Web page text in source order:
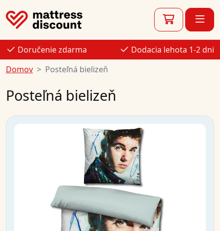
Doručenie zdarma
Dodacia lehota 1-2 dni
Domov
Posteľná bielizeň
Posteľná bielizeň